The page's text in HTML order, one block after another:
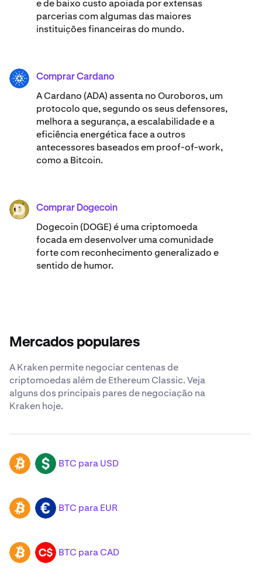
e de baixo custo apoiada por extensas
parcerias com algumas das maiores
instituições financeiras do mundo.
ADA Comprar Cardano
A Cardano (ADA) ​assenta no Ouroboros, um
protocolo que, segundo os seus defensores,
melhora a segurança, a escalabilidade e a
eficiência energética face a outros
antecessores baseados em proof-of-work,
como a Bitcoin.
DOGE Comprar Dogecoin
Dogecoin (DOGE) é uma criptomoeda
focada em desenvolver uma comunidade
forte com reconhecimento generalizado e
sentido de humor.
Mercados populares
A Kraken permite negociar centenas de
criptomoedas além de Ethereum Classic. Veja
alguns dos principais pares de negociação na
Kraken hoje.
BTC USD BTC para USD
BTC EUR BTC para EUR
BTC CAD BTC para CAD